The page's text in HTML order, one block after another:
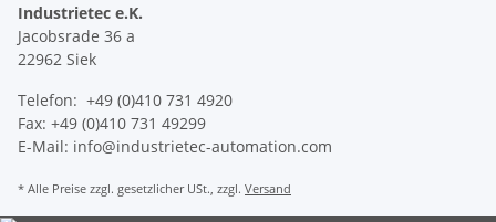
Industrietec e.K.
Jacobsrade 36 a
22962 Siek
Telefon: +49 (0)410 731 4920
Fax: +49 (0)410 731 49299
E-Mail: info@industrietec-automation.com
* Alle Preise zzgl. gesetzlicher USt., zzgl. Versand